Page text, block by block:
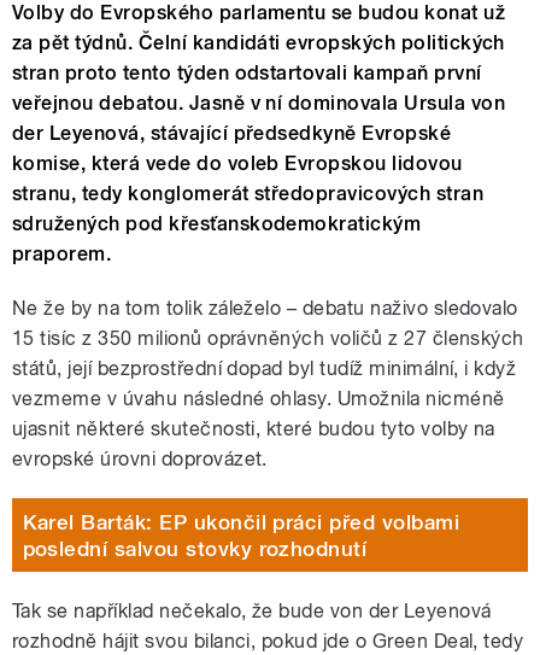
Volby do Evropského parlamentu se budou konat už
za pět týdnů. Čelní kandidáti evropských politických
stran proto tento týden odstartovali kampaň první
veřejnou debatou. Jasně v ní dominovala Ursula von
der Leyenová, stávající předsedkyně Evropské
komise, která vede do voleb Evropskou lidovou
stranu, tedy konglomerát středopravicových stran
sdružených pod křesťanskodemokratickým
praporem.
Ne že by na tom tolik záleželo – debatu naživo sledovalo
15 tisíc z 350 milionů oprávněných voličů z 27 členských
států, její bezprostřední dopad byl tudíž minimální, i když
vezmeme v úvahu následné ohlasy. Umožnila nicméně
ujasnit některé skutečnosti, které budou tyto volby na
evropské úrovni doprovázet.
Karel Barták: EP ukončil práci před volbami
poslední salvou stovky rozhodnutí
Tak se například nečekalo, že bude von der Leyenová
rozhodně hájit svou bilanci, pokud jde o Green Deal, tedy